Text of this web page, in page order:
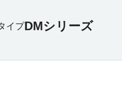
イプDMシリーズ